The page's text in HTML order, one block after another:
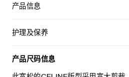
产品信息
花朵刺绣
正面口袋设有5个口袋饰钉
镌刻CELINE JEANS字样的纽扣
护理及保养
仅使用不含漂白剂的洗衣产品。
产品尺码信息